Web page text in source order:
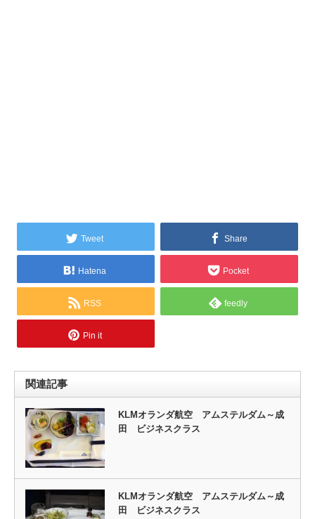
Tweet Share
Hatena Pocket
RSS feedly
Pin it
関連記事
KLMオランダ航空 アムステルダム～成
田 ビジネスクラス
KLMオランダ航空 アムステルダム～成
田 ビジネスクラス